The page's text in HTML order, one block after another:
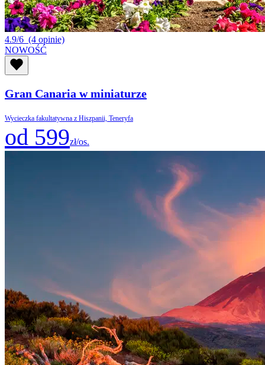
4.9/6 (4 opinie)
NOWOŚĆ
Gran Canaria w miniaturze
Wycieczka fakultatywna z Hiszpanii, Teneryfa
od 599zł/os.